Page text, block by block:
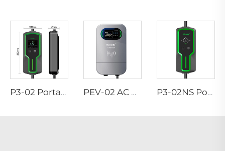
P3-02 Portabler EV-Ladegerät PEV-02 AC EV WALLBOX P3-02NS Portabler EV-Ladegerät